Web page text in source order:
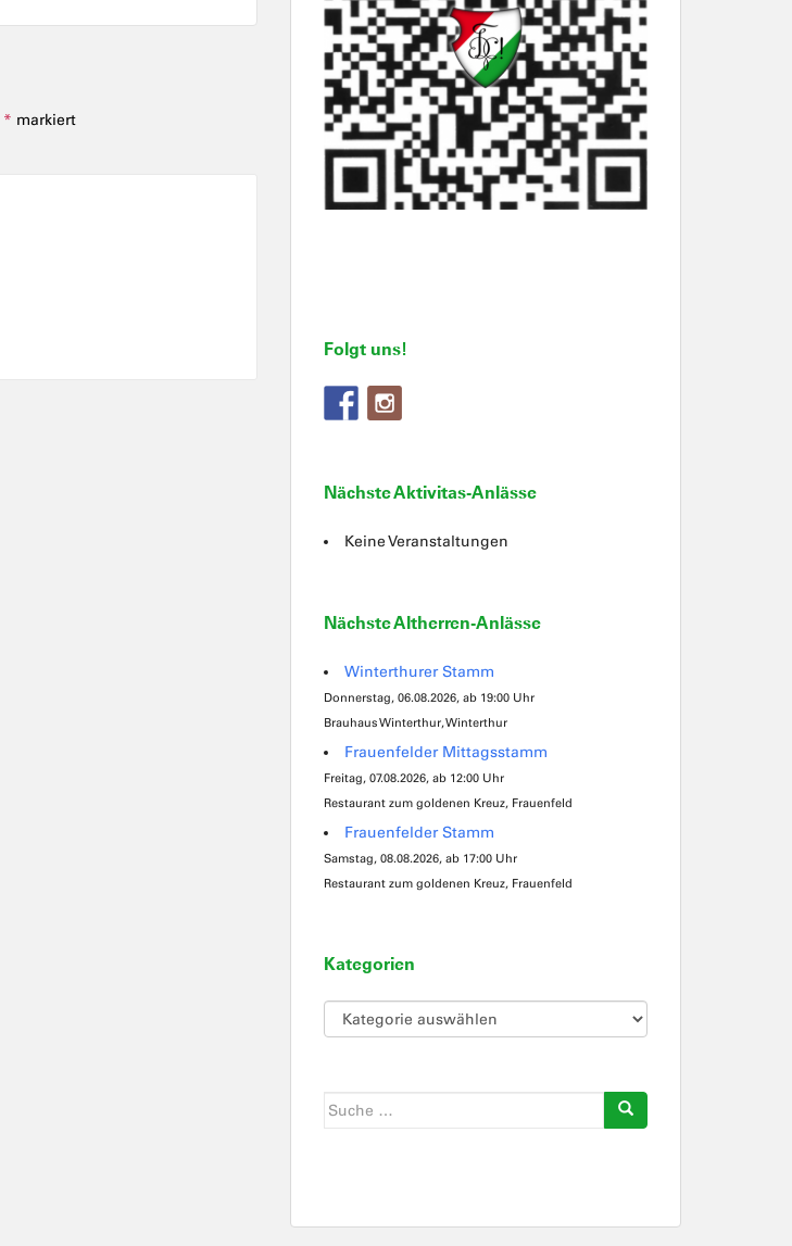
* markiert
Folgt uns!
Nächste Aktivitas-Anlässe
Keine Veranstaltungen
Nächste Altherren-Anlässe
Winterthurer Stamm
Donnerstag, 06.08.2026, ab 19:00 Uhr
Brauhaus Winterthur, Winterthur
Frauenfelder Mittagsstamm
Freitag, 07.08.2026, ab 12:00 Uhr
Restaurant zum goldenen Kreuz, Frauenfeld
Frauenfelder Stamm
Samstag, 08.08.2026, ab 17:00 Uhr
Restaurant zum goldenen Kreuz, Frauenfeld
Kategorien
Kategorien
Suche